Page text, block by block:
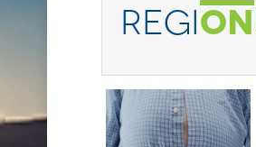
REGION